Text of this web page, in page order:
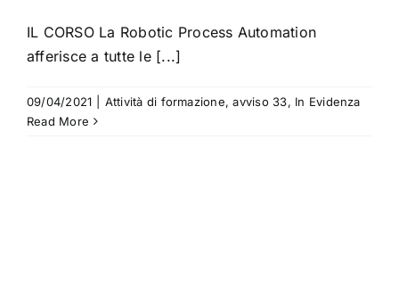
IL CORSO La Robotic Process Automation
afferisce a tutte le [...]
09/04/2021 Attività di formazione,avviso 33, In Evidenza
Read More